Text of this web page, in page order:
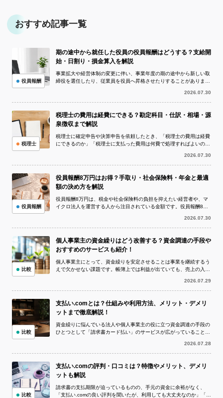
おすすめ記事一覧
期の途中から就任した役員の役員報酬はどうする？支給開
始・日割り・損金算入を解説
事業拡大や経営体制の変更に伴い、事業年度の期の途中から新しい取
締役を選任したり、従業員を役員へ昇格させたりすることがありま
2026.07.30
役員報酬
税理士の費用は経費にできる？勘定科目・仕訳・相場・源
泉徴収まで解説
税理士に確定申告や決算申告を依頼したとき、「税理士の費用は経費
にできるのか」「税理士に支払った費用は何費で処理すればよいの
2026.07.30
税理士
役員報酬8万円はお得？手取り・社会保険料・年金と最適
額の決め方を解説
役員報酬8万円は、税金や社会保険料の負担を抑えたい経営者や、マ
イクロ法人を運営する人から注目されている金額です。役員報酬8万
2026.07.30
役員報酬
個人事業主の資金繰りはどう改善する？資金調達の手段や
おすすめのサービスも紹介！
個人事業主にとって、資金繰りを安定させることは事業を継続するう
えで欠かせない課題です。帳簿上では利益が出ていても、売上の入金
2026.07.29
比較
支払い.comとは？仕組みや利用方法、メリット・デメリ
ットまで徹底解説！
資金繰りに悩んでいる法人や個人事業主の役に立つ資金調達の手段の
ひとつとして「請求書カード払い」のサービスが広がっていることを
2026.07.28
比較
支払い.comの評判・口コミは？特徴やメリット、デメリ
ットも解説
請求書の支払期限が迫っているものの、手元の資金に余裕がなく、
「支払い.comの良い評判を聞いたが、利用しても大丈夫なのか」「実
比較